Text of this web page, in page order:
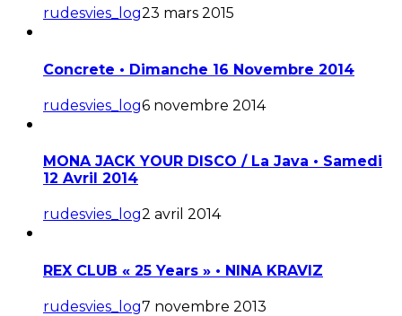
rudesvies_log23 mars 2015
Concrete • Dimanche 16 Novembre 2014
rudesvies_log6 novembre 2014
MONA JACK YOUR DISCO / La Java • Samedi
12 Avril 2014
rudesvies_log2 avril 2014
REX CLUB « 25 Years » • NINA KRAVIZ
rudesvies_log7 novembre 2013